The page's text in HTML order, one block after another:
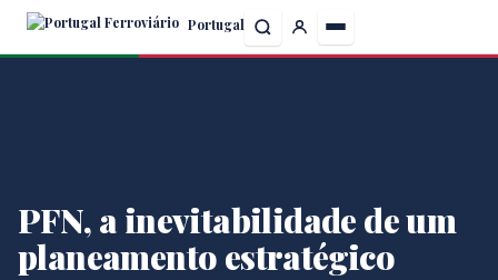
Skip
Portugal
PFN, a inevitabilidade de um
planeamento estratégico